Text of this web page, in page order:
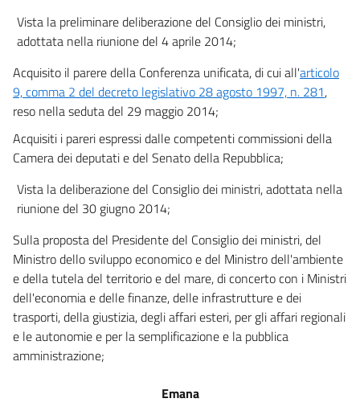
Allegato 7
Allegato 7
Allegato 8
Allegato 8
Allegato 9
Vista la preliminare deliberazione del Consiglio dei ministri,
adottata nella riunione del 4 aprile 2014;
Acquisito il parere della Conferenza unificata, di cui all'articolo
9, comma 2 del decreto legislativo 28 agosto 1997, n. 281,
reso nella seduta del 29 maggio 2014;
Acquisiti i pareri espressi dalle competenti commissioni della
Camera dei deputati e del Senato della Repubblica;
Vista la deliberazione del Consiglio dei ministri, adottata nella
riunione del 30 giugno 2014;
Sulla proposta del Presidente del Consiglio dei ministri, del
Ministro dello sviluppo economico e del Ministro dell'ambiente
e della tutela del territorio e del mare, di concerto con i Ministri
dell'economia e delle finanze, delle infrastrutture e dei
trasporti, della giustizia, degli affari esteri, per gli affari regionali
e le autonomie e per la semplificazione e la pubblica
amministrazione;
Emana